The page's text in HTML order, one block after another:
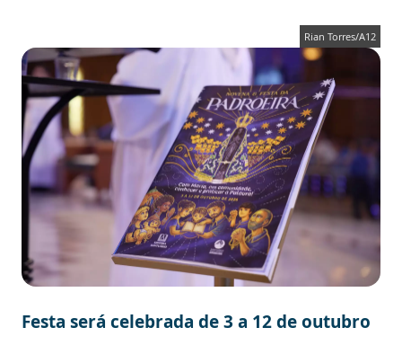
Rian Torres/A12
Festa será celebrada de 3 a 12 de outubro